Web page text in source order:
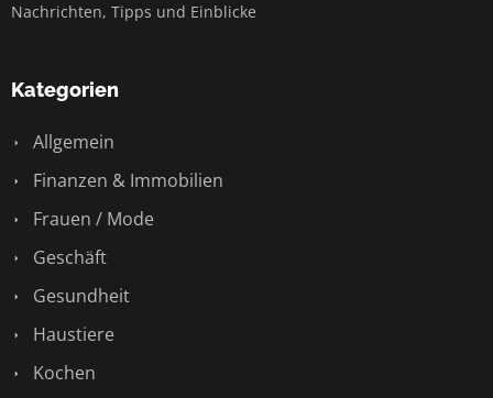
Nachrichten, Tipps und Einblicke
Kategorien
Allgemein
Finanzen & Immobilien
Frauen / Mode
Geschäft
Gesundheit
Haustiere
Kochen